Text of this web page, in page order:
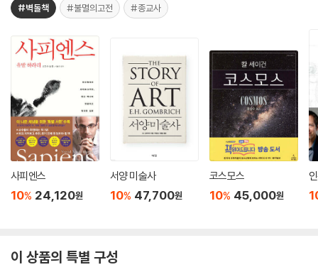
#벽돌책 #불멸의고전 #종교사
사피엔스
10% 24,120원
서양 미술사
10% 47,700원
코스모스
10% 45,000원
이 상품의 특별 구성